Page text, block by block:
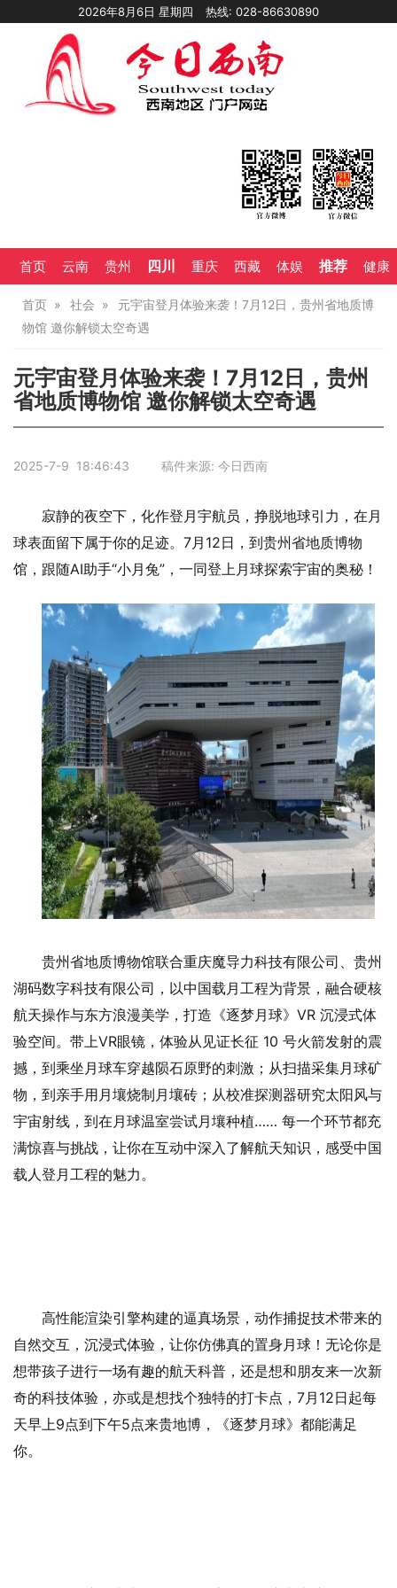
2026年8月6日 星期四 热线: 028-86630890
首页 云南 贵州 四川 重庆 西藏 体娱 推荐 健康
首页 社会
元宇宙登月体验来袭！7月12日，贵州省地质博
物馆 邀你解锁太空奇遇
元宇宙登月体验来袭！7月12日，贵州
省地质博物馆 邀你解锁太空奇遇
2025-7-9 18:46:43 稿件来源: 今日西南
寂静的夜空下，化作登月宇航员，挣脱地球引力，在月
球表面留下属于你的足迹。7月12日，到贵州省地质博物
馆，跟随AI助手“小月兔”，一同登上月球探索宇宙的奥秘！
贵州省地质博物馆联合重庆魔导力科技有限公司、贵州
湖码数字科技有限公司，以中国载月工程为背景，融合硬核
航天操作与东方浪漫美学，打造《逐梦月球》VR 沉浸式体
验空间。带上VR眼镜，体验从见证长征 10 号火箭发射的震
撼，到乘坐月球车穿越陨石原野的刺激；从扫描采集月球矿
物，到亲手用月壤烧制月壤砖；从校准探测器研究太阳风与
宇宙射线，到在月球温室尝试月壤种植…… 每一个环节都充
满惊喜与挑战，让你在互动中深入了解航天知识，感受中国
载人登月工程的魅力。
高性能渲染引擎构建的逼真场景，动作捕捉技术带来的
自然交互，沉浸式体验，让你仿佛真的置身月球！无论你是
想带孩子进行一场有趣的航天科普，还是想和朋友来一次新
奇的科技体验，亦或是想找个独特的打卡点，7月12日起每
天早上9点到下午5点来贵地博，《逐梦月球》都能满足
你。